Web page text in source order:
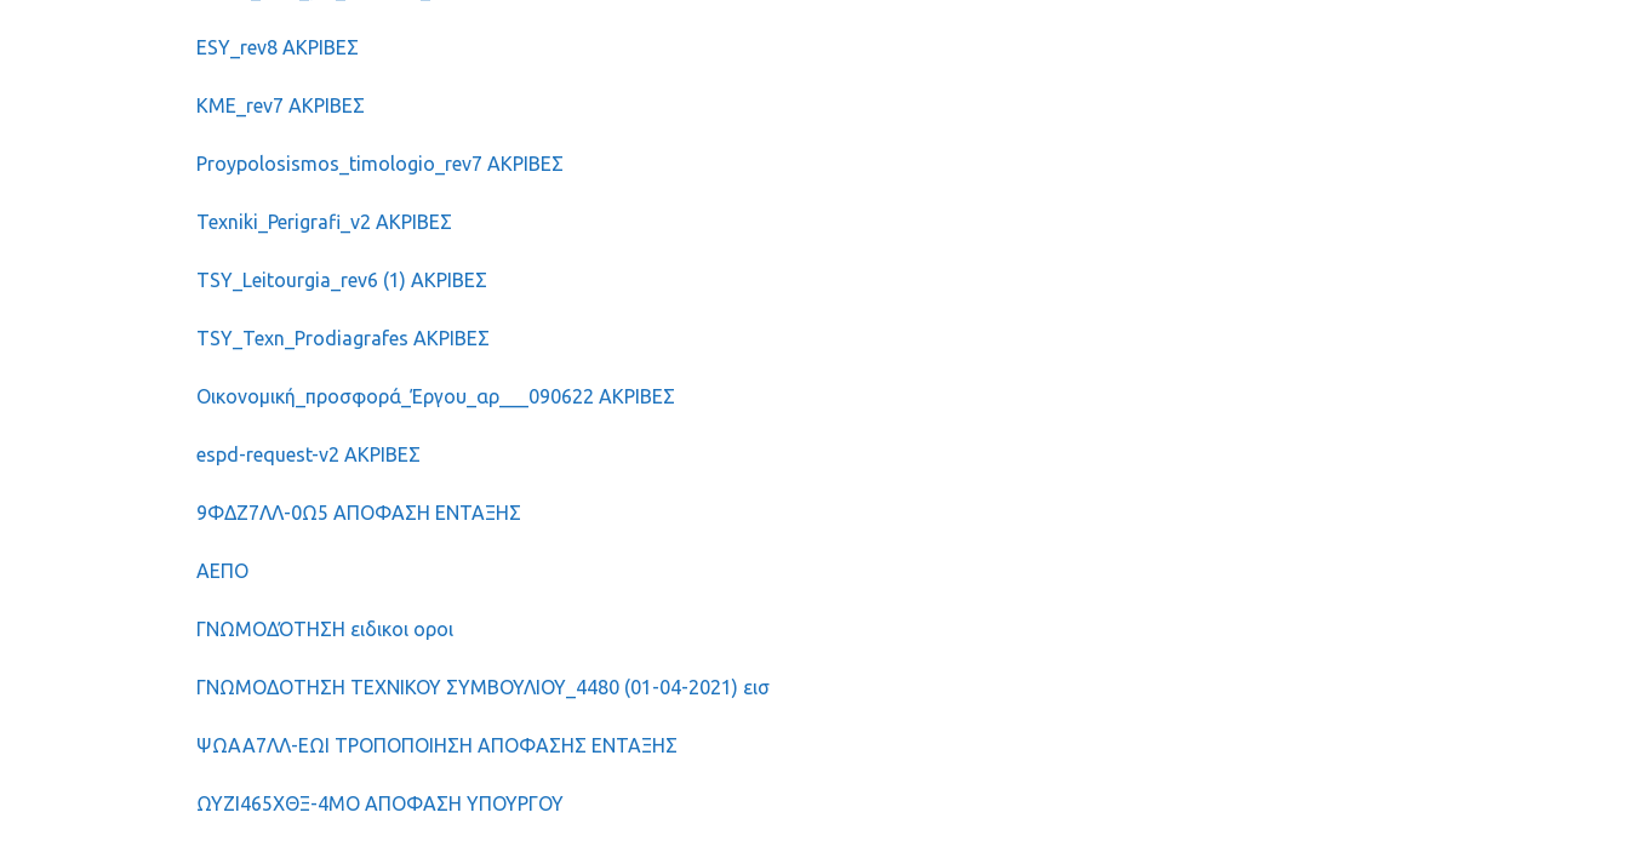
ESY_rev8 ΑΚΡΙΒΕΣ
KME_rev7 ΑΚΡΙΒΕΣ
Proypolosismos_timologio_rev7 ΑΚΡΙΒΕΣ
Texniki_Perigrafi_v2 ΑΚΡΙΒΕΣ
TSY_Leitourgia_rev6 (1) ΑΚΡΙΒΕΣ
TSY_Texn_Prodiagrafes ΑΚΡΙΒΕΣ
Οικονομική_προσφορά_Έργου_αρ___090622 ΑΚΡΙΒΕΣ
espd-request-v2 ΑΚΡΙΒΕΣ
9ΦΔΖ7ΛΛ-0Ω5 ΑΠΟΦΑΣΗ ΕΝΤΑΞΗΣ
ΑΕΠΟ
ΓΝΩΜΟΔΌΤΗΣΗ ειδικοι οροι
ΓΝΩΜΟΔΟΤΗΣΗ ΤΕΧΝΙΚΟΥ ΣΥΜΒΟΥΛΙΟΥ_4480 (01-04-2021) εισ
ΨΩΑΑ7ΛΛ-ΕΩΙ ΤΡΟΠΟΠΟΙΗΣΗ ΑΠΟΦΑΣΗΣ ΕΝΤΑΞΗΣ
ΩΥΖΙ465ΧΘΞ-4ΜΟ ΑΠΟΦΑΣΗ ΥΠΟΥΡΓΟΥ